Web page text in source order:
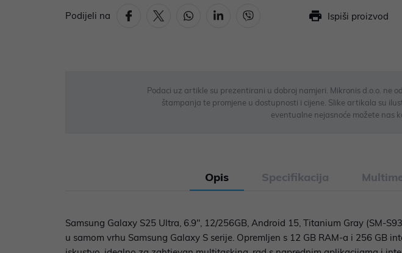
Podijeli na Ispiši proizvod
Podaci uz artikle su prezentirani u dobroj namjeri. Mikronis d.o.o. ne
štampanja te promjene u dostupnosti i cijene. Slike artikala su
eventualne nejasnoće možete nas
Opis Specifikacija
Samsung Galaxy S25 Ultra, 6.9", 12/256GB, Android 15, Titanium Gray (SM-
u samom vrhu Samsung Galaxy S serije. Opremljen s 12 GB RAM-a i 256 GB